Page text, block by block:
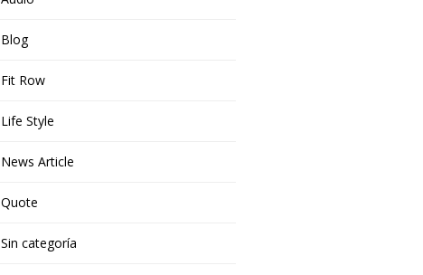
Blog
Fit Row
Life Style
News Article
Quote
Sin categoría